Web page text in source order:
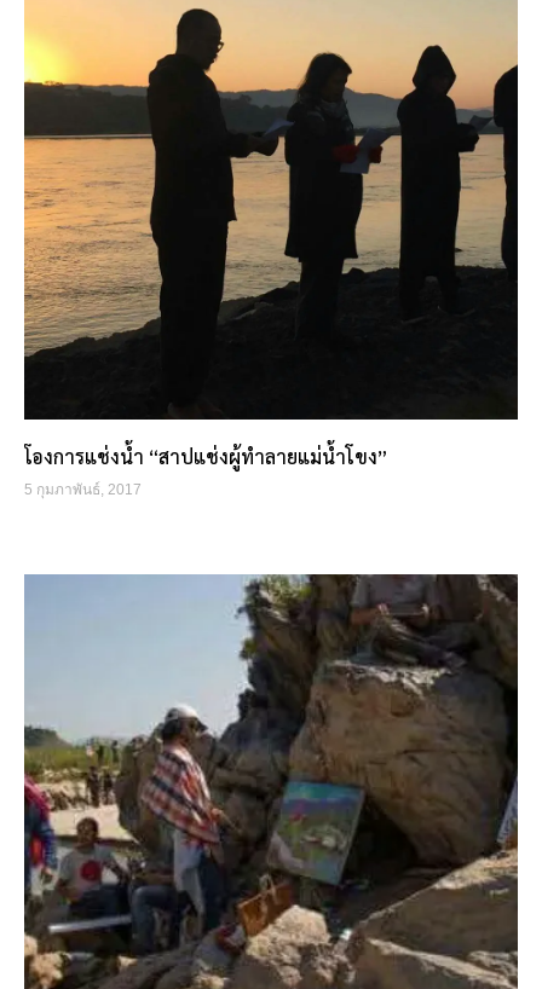
โองการแช่งน้ำ “สาปแช่งผู้ทำลายแม่น้ำโขง”
5 กุมภาพันธ์, 2017